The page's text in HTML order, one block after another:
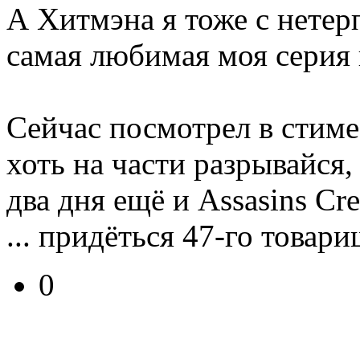
А Хитмэна я тоже с
самая любимая моя серия
Сейчас посмотрел в
хоть на части
два дня ещё и Assasins
... придёться 47-го
0